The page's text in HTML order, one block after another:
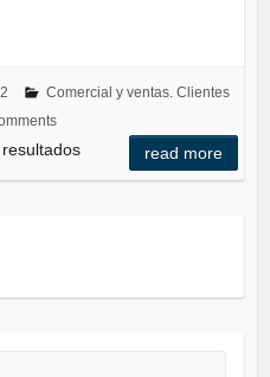
Comercial y ventas. Clientes
read more